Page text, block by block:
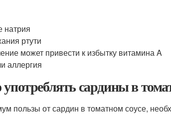
натрия
ртути
может привести к избытку витамина A
аллергия
сардины в
пользы от сардин в томатном соусе,